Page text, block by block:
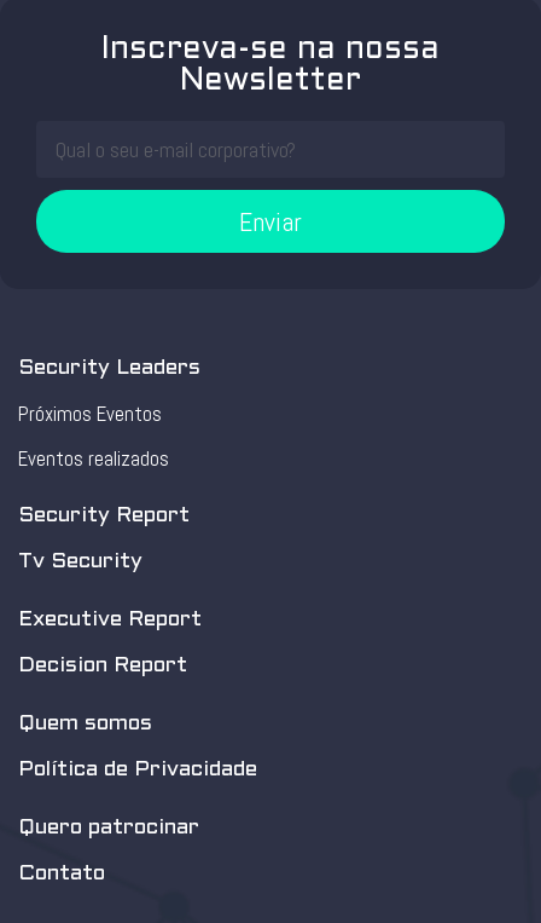
Inscreva-se na nossa
Newsletter
Enviar
Security Leaders
Próximos Eventos
Eventos realizados
Security Report
Tv Security
Executive Report
Decision Report
Quem somos
Política de Privacidade
Quero patrocinar
Contato